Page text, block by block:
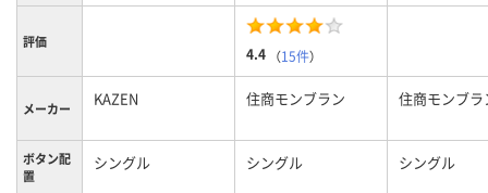
評価
4.4 （15件）
メーカー KAZEN 住商モンブラン 住商モンブラ
ボタン配
置
シングル シングル シングル